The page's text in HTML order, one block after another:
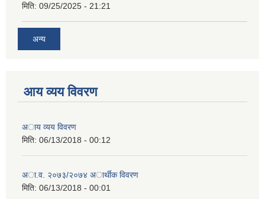
मिति: 09/25/2025 - 21:21
अन्य
आय व्यय विवरण
अाय व्यय विवरण
मिति: 06/13/2018 - 00:12
अा.व. २०७३/२०७४ अार्थीक विवरण
मिति: 06/13/2018 - 00:01